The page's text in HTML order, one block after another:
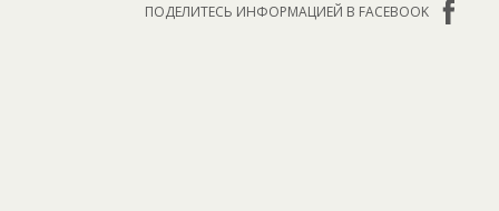
ПОДЕЛИТЕСЬ ИНФОРМАЦИЕЙ В FACEBOOK